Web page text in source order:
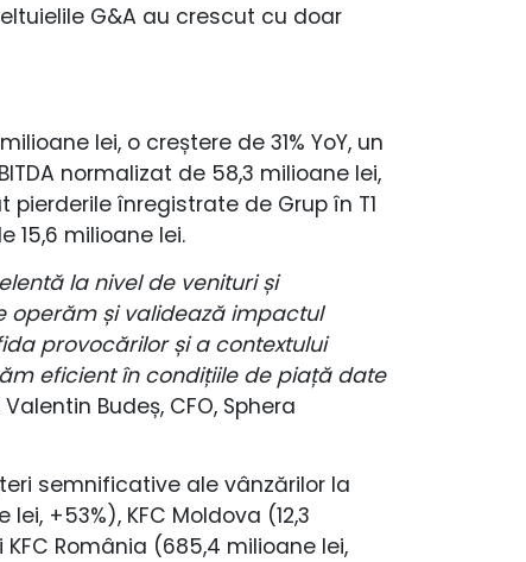
G&A au crescut cu doar
lei, o creștere de 31% YoY, un
normalizat de 58,3 milioane lei,
înregistrate de Grup în T1
15,6 milioane lei.
la nivel de venituri și
operăm și validează impactul
provocărilor și a contextului
eficient în condițiile de piață date
Budeș, CFO, Sphera
semnificative ale vânzărilor la
+53%), KFC Moldova (12,3
România (685,4 milioane lei,